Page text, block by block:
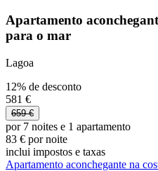
Apartamento
para o mar
Lagoa
12% de desconto
581 €
659 €
por 7 noites e 1 apartamento
83 € por noite
inclui impostos e taxas
Apartamento aconchegante na